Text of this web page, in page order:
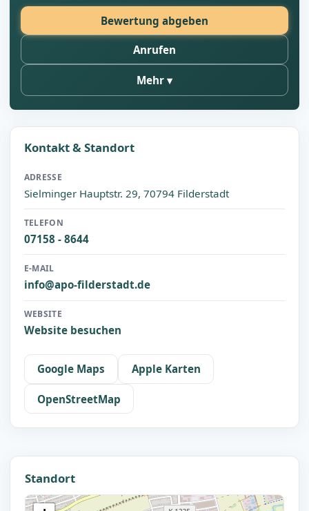
Bewertung abgeben
Anrufen
Mehr
Kontakt & Standort
ADRESSE
Sielminger Hauptstr. 29, 70794 Filderstadt
TELEFON
07158 - 8644
E-MAIL
info@apo-filderstadt.de
WEBSITE
Website besuchen
Google Maps Apple Karten
OpenStreetMap
Standort